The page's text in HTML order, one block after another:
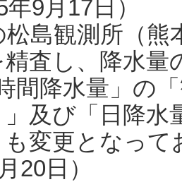
9月17日）
島観測所（熊
査し、降水
間降水量」の
」及び「日降
変更となっ
20日）